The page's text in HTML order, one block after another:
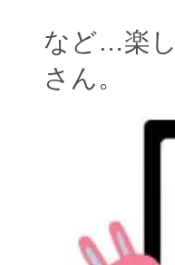
など…楽
さん。